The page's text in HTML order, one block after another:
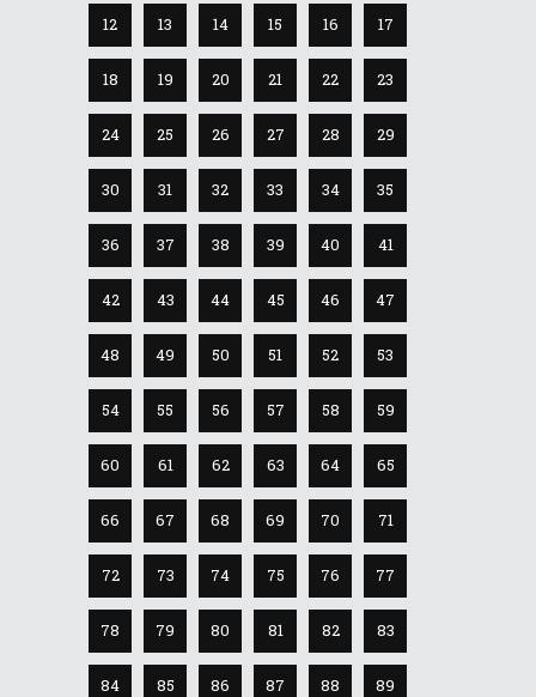
12 13 14 15 16 17
18 19 20 21 22 23
24 25 26 27 28 29
30 31 32 33 34 35
36 37 38 39 40 41
42 43 44 45 46 47
48 49 50 51 52 53
54 55 56 57 58 59
60 61 62 63 64 65
66 67 68 69 70 71
72 73 74 75 76 77
78 79 80 81 82 83
84 85 86 87 88 89